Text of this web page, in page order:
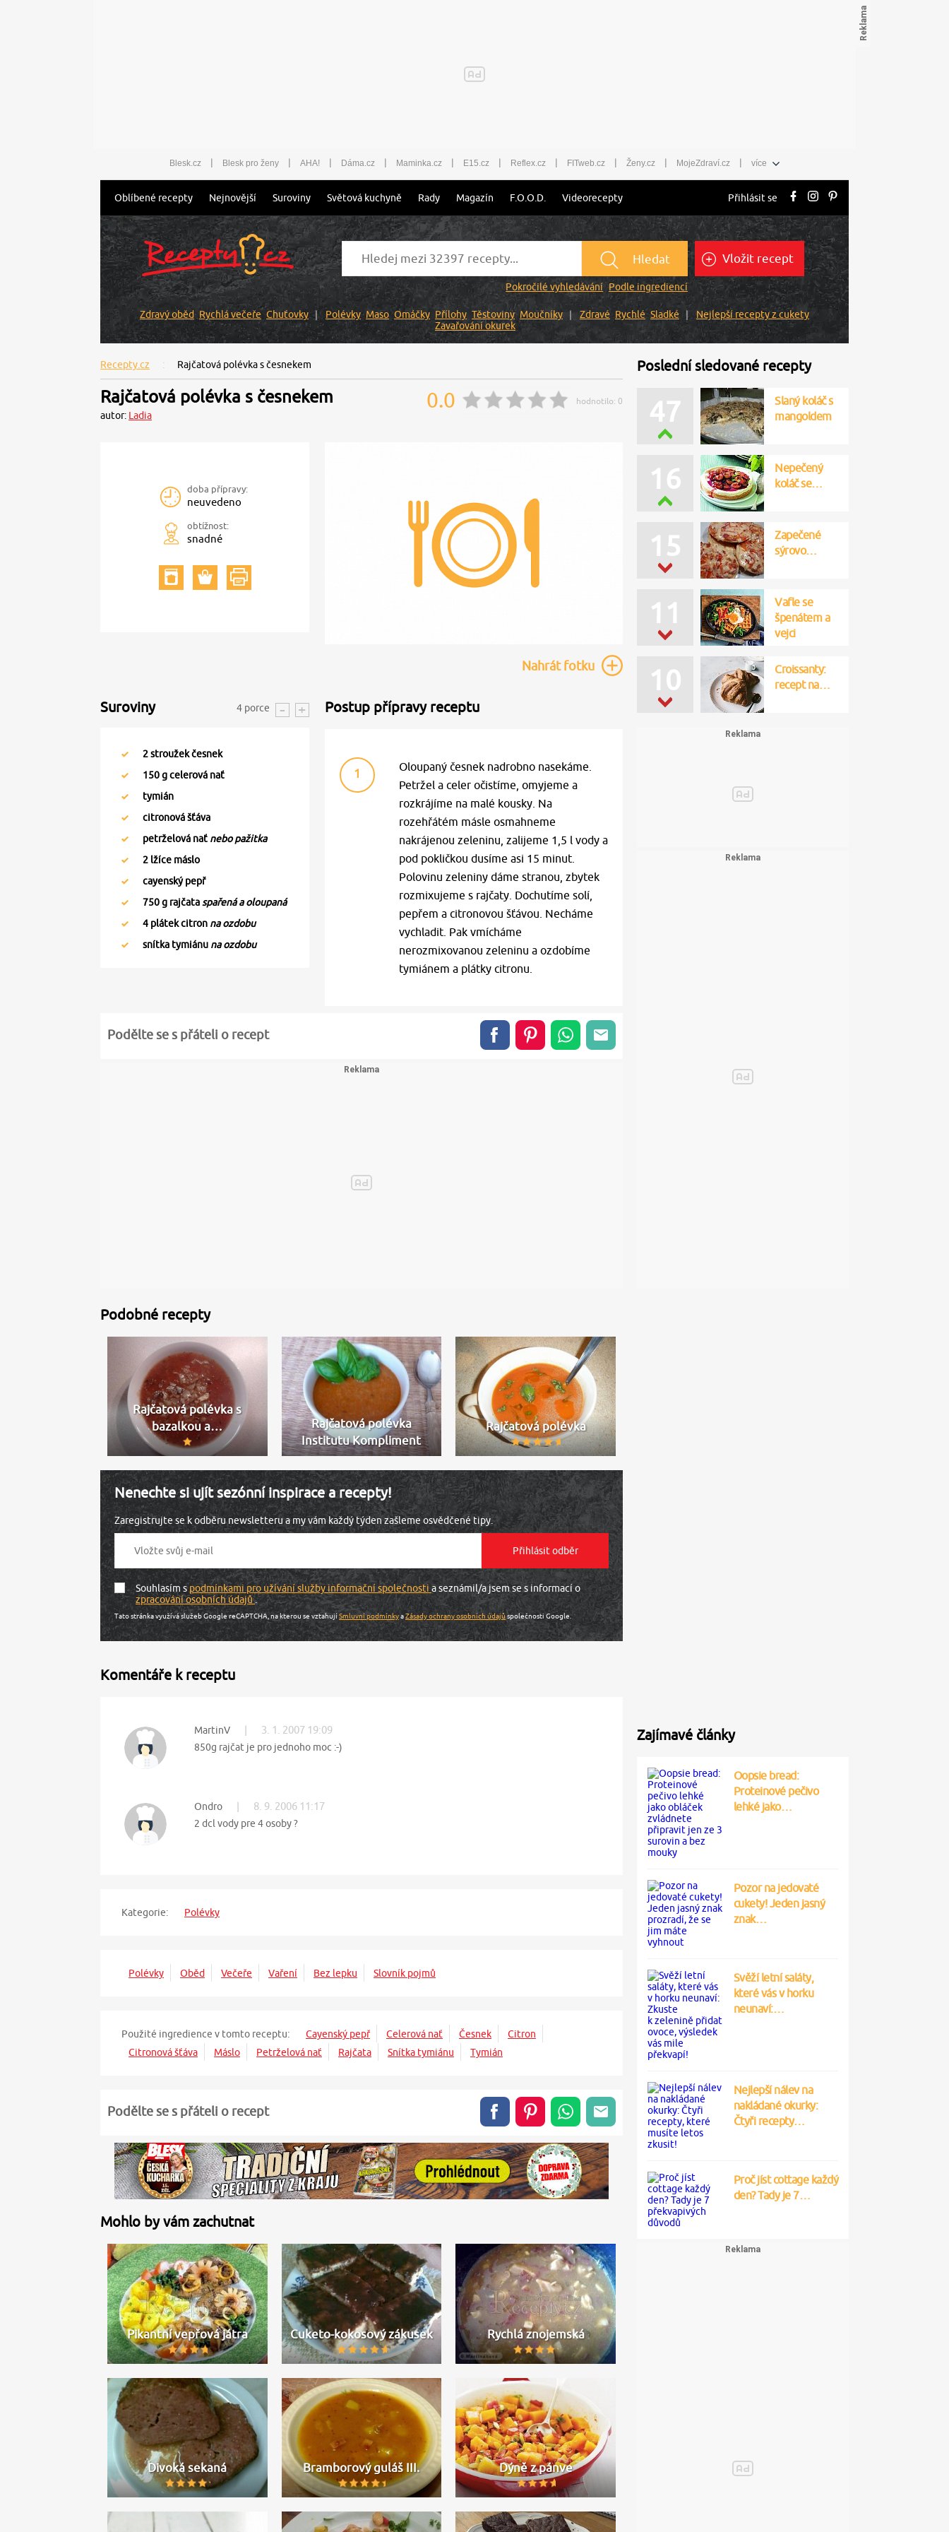
Blesk.cz | Blesk pro ženy | AHA! | Dáma.cz | Maminka.cz | E15.cz | Reflex.cz | FITweb.cz | Ženy.cz | MojeZdraví.cz | více
Oblíbené recepty Nejnovější Suroviny Světová kuchyně Rady Magazín F.O.O.D. Videorecepty Přihlásit se
Hledat
Pokročilé vyhledávání Podle ingrediencí
Vložit recept
Zdravý oběd Rychlá večeře Chuťovky Polévky Maso Omáčky Přílohy Těstoviny Moučníky Zdravé Rychlé Sladké
Nejlepší recepty z cukety
Zavařování okurek
Recepty.cz Rajčatová polévka s česnekem
Rajčatová polévka s česnekem
autor: Ladia
0.0 hodnotilo: 0
doba přípravy:
neuvedeno
obtížnost:
snadné
Nahrátfotku
Suroviny 4 porce
2stroužek česnek
150g celerová nať
tymián
citronová šťáva
petrželová nať nebo pažitka
2 lžíce máslo
cayenský pepř
750g rajčata spařená a oloupaná
4 plátek citron na ozdobu
snítka tymiánu na ozdobu
Postup přípravy receptu
1
Oloupaný česnek nadrobno nasekáme.
Petržel a celer očistíme, omyjeme a
rozkrájíme na malé kousky. Na
rozehřátém másle osmahneme
nakrájenou zeleninu, zalijeme 1,5 l vody a
pod pokličkou dusíme asi 15 minut.
Polovinu zeleniny dáme stranou, zbytek
rozmixujeme s rajčaty. Dochutíme solí,
pepřem a citronovou šťávou. Necháme
vychladit. Pak vmícháme
nerozmixovanou zeleninu a ozdobíme
tymiánem a plátky citronu.
Podělte se s přáteli o recept
Podobné recepty
Rajčatová polévka s
bazalkou a…
Rajčatová polévka
Institutu Kompliment
Rajčatová polévka
Nenechte si ujít sezónní inspirace a recepty!
Zaregistrujte se k odběru newsletteru a my vám každý týden zašleme osvědčené tipy.
Souhlasím spodmínkami pro užívání služby informační společnosti a seznámil/a jsem se s informací o
zpracování osobních údajů.
Tato stránka využívá služeb Google reCAPTCHA, na kterou se vztahujíSmluvní podmínkyaZásady ochrany osobních údajůspolečnosti Google.
Komentáře k receptu
MartinV 3. 1. 2007 19:09
850g rajčat je pro jednoho moc :-)
Ondro 8. 9. 2006 11:17
2 dcl vody pre 4 osoby ?
Kategorie: Polévky
Polévky Oběd Večeře Vaření Bez lepku Slovník pojmů
Použité ingredience v tomto receptu: Cayenský pepř Celerová nať Česnek
Citron
Citronová šťáva
Máslo Petrželová nať Rajčata Snítka tymiánu Tymián
Podělte se s přáteli o recept
Mohlo by vám zachutnat
Pikantní vepřová játra Cuketo-kokosový zákusek Rychlá znojemská
Divoká sekaná Bramborový guláš III. Dýně z pánve
Poslední sledované recepty
47
Slaný koláč s
mangoldem
15
Zapečené
sýrovo…
16
Nepečený
koláč se…
11
Vafle se
špenátem a
vejci
10
Croissanty:
recept na…
Zajímavé články
Oopsie bread:
Proteinové pečivo
lehké jako…
Pozor na jedovaté
cukety! Jeden jasný
znak…
Svěží letní saláty,
které vás v horku
neunaví:…
Nejlepší nálev na
nakládané okurky:
Čtyři recepty…
Proč jíst cottage každý
den? Tady je 7…